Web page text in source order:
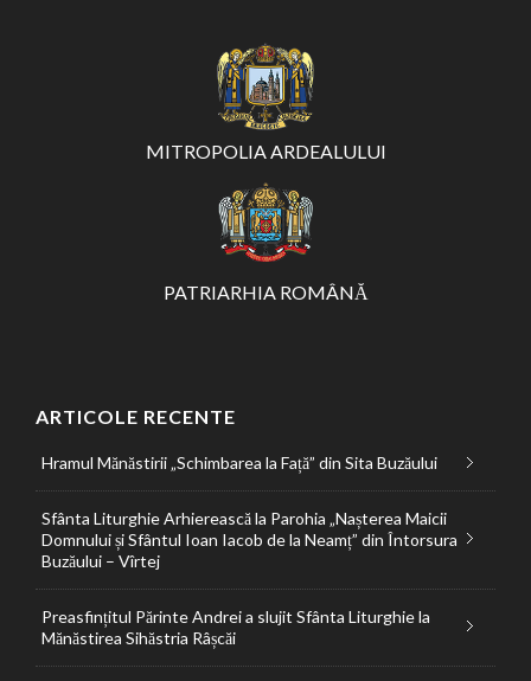
MITROPOLIA ARDEALULUI
PATRIARHIA ROMÂNĂ
ARTICOLE RECENTE
Hramul Mănăstirii „Schimbarea la Față” din Sita Buzăului
Sfânta Liturghie Arhierească la Parohia „Nașterea Maicii
Domnului și Sfântul Ioan Iacob de la Neamț” din Întorsura
Buzăului – Vîrtej
Preasfințitul Părinte Andrei a slujit Sfânta Liturghie la
Mănăstirea Sihăstria Râșcăi